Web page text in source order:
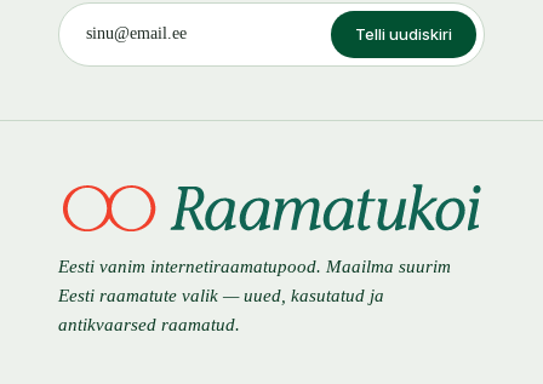
Telli uudiskiri
Eesti vanim internetiraamatupood. Maailma suurim
Eesti raamatute valik — uued, kasutatud ja
antikvaarsed raamatud.